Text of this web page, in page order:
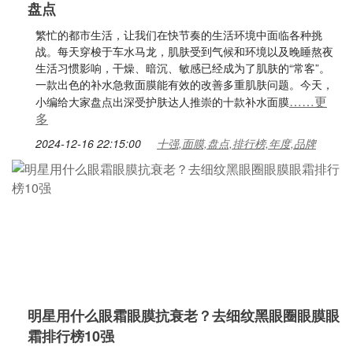
盘点
繁忙的都市生活，让我们在快节奏的生活环境中面临各种挑
战。每天穿梭于车水马龙，肌肤受到气候和环境以及晚睡熬夜
生活习惯影响，干燥、暗沉、敏感已经成为了肌肤的“常客”。
一款出色的补水急救面膜能有效的改善多重肌肤问题。今天，
小编给大家盘点出深受护肤达人推崇的十款补水面膜……更
多
2024-12-16 22:15:00 十强,面膜,盘点,排行榜,年度,品牌
明星用什么眼霜眼膜抗衰老？去细纹黑眼圈眼膜眼
霜排行榜10强